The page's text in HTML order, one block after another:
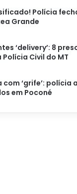
Polícia
Grande
‘delivery’: 8
Civil do MT
com ‘grife’: polícia
em Poconé